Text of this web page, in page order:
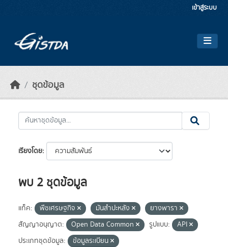
เข้าสู่ระบบ
ชุดข้อมูล
เรียงโดย
พบ 2 ชุดข้อมูล
แท็ค: พืชเศรษฐกิจ มันสำปะหลัง
ยางพารา
สัญญาอนุญาต:
Open Data Common รูปแบบ:
API
ประเภทชุดข้อมูล:
ข้อมูลระเบียน